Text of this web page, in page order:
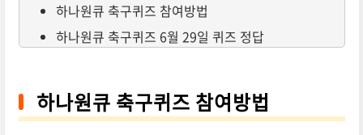
하나원큐 축구퀴즈 참여방법
하나원큐 축구퀴즈 6월 29일 퀴즈 정답
하나원큐 축구퀴즈 참여방법